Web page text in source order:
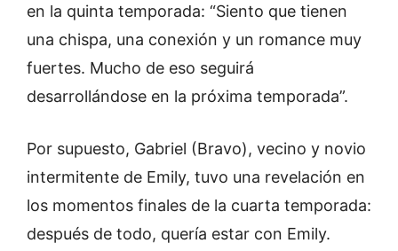
en la quinta temporada: “Siento que tienen
una chispa, una conexión y un romance muy
fuertes. Mucho de eso seguirá
desarrollándose en la próxima temporada”.
Por supuesto, Gabriel (Bravo), vecino y novio
intermitente de Emily, tuvo una revelación en
los momentos finales de la cuarta temporada:
después de todo, quería estar con Emily.